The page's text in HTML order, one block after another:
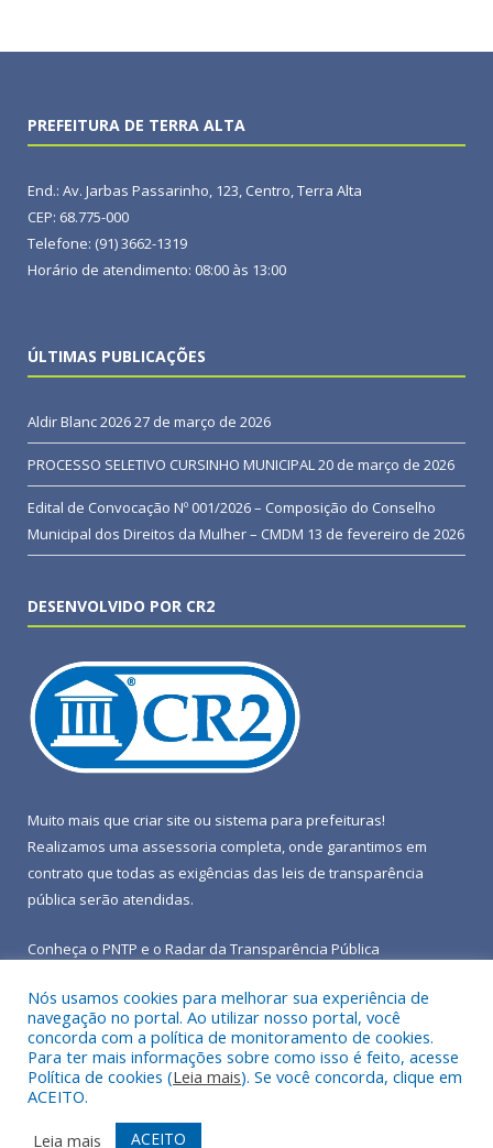
PREFEITURA DE TERRA ALTA
End.: Av. Jarbas Passarinho, 123, Centro, Terra Alta
CEP: 68.775-000
Telefone: (91) 3662-1319
Horário de atendimento: 08:00 às 13:00
ÚLTIMAS PUBLICAÇÕES
Aldir Blanc 202627 de março de 2026
PROCESSO SELETIVO CURSINHO MUNICIPAL20 de março de 2026
Edital de Convocação Nº 001/2026 – Composição do Conselho
Municipal dos Direitos da Mulher – CMDM 13 de fevereiro de 2026
DESENVOLVIDO POR CR2
Muito mais que criar site ou sistema para prefeituras!
Realizamos uma assessoria completa, onde garantimos em
contrato que todas as exigências das leis de transparência
pública serão atendidas.
Conheça o PNTP e o Radar da Transparência Pública
Todos os direitos reservados a Prefeitura Municipal de Terra
Alta.
Mapa do Site
Acessar Área Administrativa
Nós usamos cookies para melhorar sua experiência de
navegação no portal. Ao utilizar nosso portal, você
concorda com a política de monitoramento de cookies.
Para ter mais informações sobre como isso é feito, acesse
Política de cookies (Leia mais). Se você concorda, clique em
ACEITO.
Leia mais
ACEITO